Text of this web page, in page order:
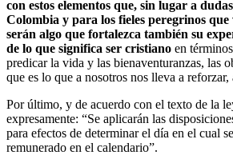
con estos elementos que, sin lugar a
Colombia y para los fieles peregrinos
serán algo que fortalezca también su
de lo que significa ser cristiano en
predicar la vida y las bienaventuranzas, las
que es lo que a nosotros nos lleva a
Por último, y de acuerdo con el texto de la
expresamente: “Se aplicarán las
para efectos de determinar el día en el cual
remunerado en el calendario”.